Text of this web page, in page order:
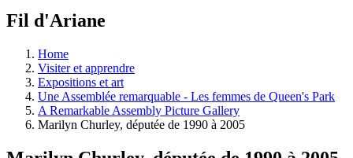
à
législative.
Fil d'Ariane
Home
Visiter et apprendre
Expositions et art
Une Assemblée remarquable - Les femmes de Queen's Park
A Remarkable Assembly Picture Gallery
Marilyn Churley, députée de 1990 à 2005